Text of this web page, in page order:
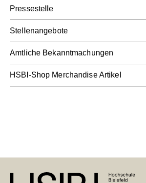
Pressestelle
Stellenangebote
Amtliche Bekanntmachungen
HSBI-Shop Merchandise Artikel